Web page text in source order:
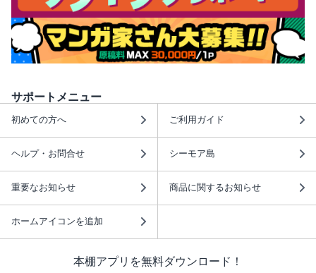
サポートメニュー
初めての方へ ご利用ガイド
ヘルプ・お問合せ シーモア島
重要なお知らせ 商品に関するお知らせ
ホームアイコンを追加
本棚アプリを無料ダウンロード！